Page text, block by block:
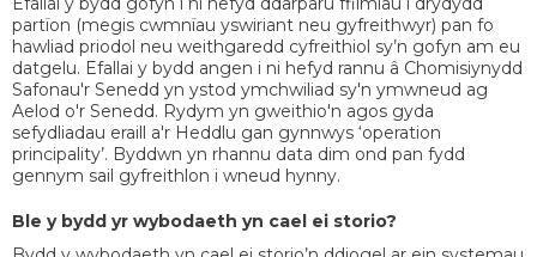
partïon (megis cwmnïau yswiriant neu gyfreithwyr) pan fo
hawliad priodol neu weithgaredd cyfreithiol sy’n gofyn am eu
datgelu. Efallai y bydd angen i ni hefyd rannu â Chomisiynydd
Safonau'r Senedd yn ystod ymchwiliad sy'n ymwneud ag
Aelod o'r Senedd. Rydym yn gweithio'n agos gyda
sefydliadau eraill a'r Heddlu gan gynnwys ‘operation
principality’. Byddwn yn rhannu data dim ond pan fydd
gennym sail gyfreithlon i wneud hynny.
Ble y bydd yr wybodaeth yn cael ei storio?